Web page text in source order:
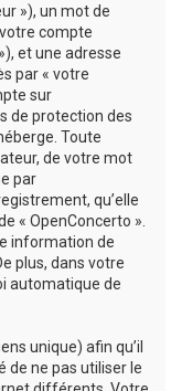
»), un mot de
compte
et une adresse
par « votre
sur
de protection des
Toute
de votre mot
par
qu’elle
« OpenConcerto ».
information de
plus, dans votre
automatique de
unique) afin qu’il
de ne pas utiliser le